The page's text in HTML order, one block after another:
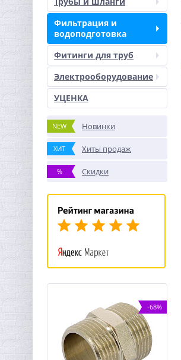
Фильтрация и
водоподготовка
Фитинги для труб
Электрооборудование
УЦЕНКА
NEW Новинки
ХИТ Хиты продаж
% Скидки
-68%